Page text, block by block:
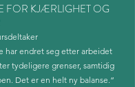
FOR KJÆRLIGHET OG
har endret seg etter arbeidet
tydeligere grenser, samtidig
Det er en helt ny balanse.”